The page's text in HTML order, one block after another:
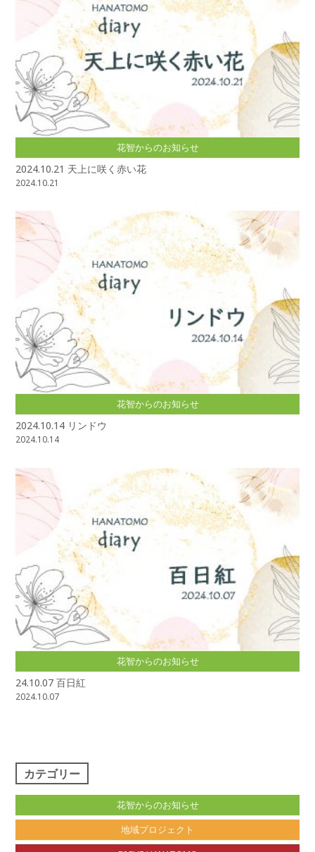
花智からのお知らせ
2024.10.21 天上に咲く赤い花
2024.10.21
花智からのお知らせ
2024.10.14 リンドウ
2024.10.14
花智からのお知らせ
24.10.07 百日紅
2024.10.07
カテゴリー
花智からのお知らせ
地域プロジェクト